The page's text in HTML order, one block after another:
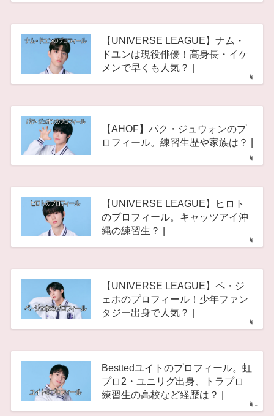
–
【UNIVERSE LEAGUE】ナム・
ドユンは現役俳優！高身長・イケ
メンで早くも人気？ |
–
【AHOF】パク・ジュウォンのプ
ロフィール。練習生歴や家族は？ |
–
【UNIVERSE LEAGUE】ヒロト
のプロフィール。キャッツアイ沖
縄の練習生？ |
–
【UNIVERSE LEAGUE】ペ・ジ
ェホのプロフィール！少年ファン
タジー出身で人気？ |
–
Besttedユイトのプロフィール。虹
プロ2・ユニリグ出身、トラプロ
練習生の高校など経歴は？ |